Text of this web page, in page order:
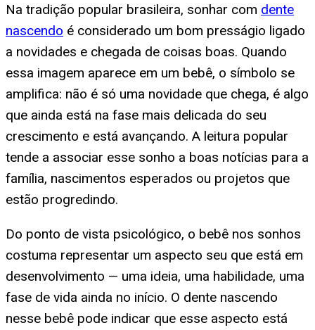
Na tradição popular brasileira, sonhar com dente
nascendo é considerado um bom presságio ligado
a novidades e chegada de coisas boas. Quando
essa imagem aparece em um bebê, o símbolo se
amplifica: não é só uma novidade que chega, é algo
que ainda está na fase mais delicada do seu
crescimento e está avançando. A leitura popular
tende a associar esse sonho a boas notícias para a
família, nascimentos esperados ou projetos que
estão progredindo.
Do ponto de vista psicológico, o bebê nos sonhos
costuma representar um aspecto seu que está em
desenvolvimento — uma ideia, uma habilidade, uma
fase de vida ainda no início. O dente nascendo
nesse bebê pode indicar que esse aspecto está